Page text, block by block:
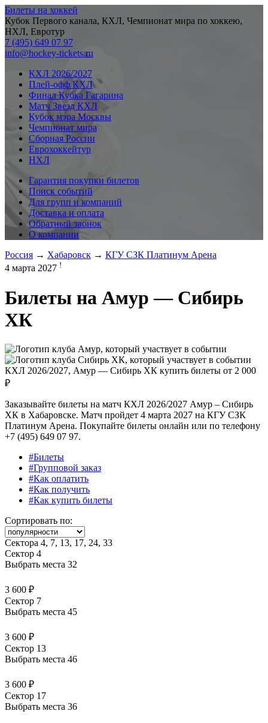
Билеты на хоккей
Кубок Первого канала, КХЛ, Чемпионат мира по хоккею,
НХЛ, Евротур
7 (495) 649 07 97
info@hockey-tickets.ru
КХЛ 2026/2027
Плей-офф КХЛ
Финал Кубка Гагарина
Матч Звезд КХЛ
Кубок мэра Москвы
Чемпионат мира
Сборная России
Еврохоккейтур
НХЛ
Гарантия покупки билетов
Поиск событий
Для групп и компаний
Доставка и оплата
Обратный звонок
О компании
Россия → Хабаровск → КГУ СЗК Платинум Арена
4 марта 2027 !
Билеты на Амур — Сибирь
ХК
КХЛ 2026/2027, Амур — Сибирь ХК купить билеты от 2 000
₽
Заказывайте билеты на матч КХЛ 2026/2027 Амур – Сибирь
ХК в Хабаровске. Матч пройдет 4 марта 2027 на КГУ СЗК
Платинум Арена. Покупайте билеты онлайн или по телефону
+7 (495) 649 07 97.
#Билеты
#Групповой заказ
#Как оплатить
#Как получить
#Как купить билеты
Сортировать по:
Сектора 4, 7, 13, 17, 24, 33
Сектор 4
Выбрать места 32
3 600 ₽
Сектор 7
Выбрать места 45
3 600 ₽
Сектор 13
Выбрать места 46
3 600 ₽
Сектор 17
Выбрать места 36